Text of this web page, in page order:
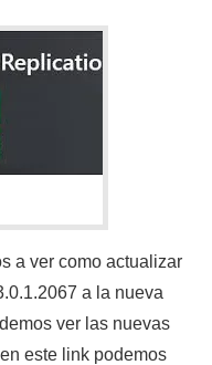
a ver como actualizar
a la nueva
ver las nuevas
este link podemos